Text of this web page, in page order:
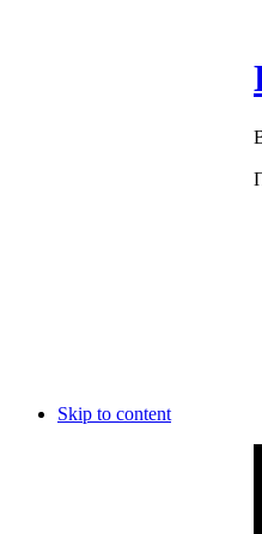
Skip to content